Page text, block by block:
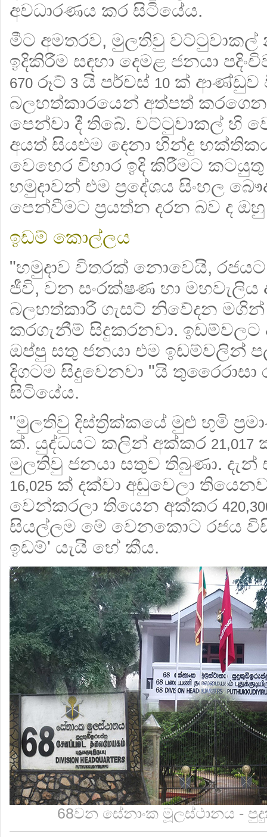
අවධාරණය කර සිටියේය.
මීට අමතරව, මුලතිවු වට්ටුවාකල්
ඉදිකිරීම සඳහා දෙමළ ජනයා
670 රූට් 3 යි පර්චස් 10 ක් ආණ්ඩුව
බලහත්කාරයෙන් අත්පත්
පෙන්වා දී තිබේ. වට්ටුවාකල් හි
අයත් සියළුම දෙනා හින්දු
වෙහෙර විහාර ඉදි කිරීමට
හමුදාවන් එම ප්‍රදේශය සිංහල
පෙන්වීමට ප්‍රයත්න දරන බව ද
ඉඩම් කොල්ලය
"හමුදාව විතරක් නොවෙයි, රජයට
ජීවි, වන සංරක්ෂණ හා
බලහත්කාරී ගැසට් නිවේදන
කරගැනීම් සිදුකරනවා. ඉඩම්වලට
ඔප්පු සතු ජනයා එම ඉඩම්වලින්
දිගටම සිදුවෙනවා "යි තුරෛරාසා
සිටියේය.
"මුලතිවු දිස්ත්‍රික්කයේ මුළු භුමි
ක්. යුද්ධයට කලින් අක්කර 21,017
මුලතිවු ජනයා සතුව තිබුණා. දැන්
16,025 ක් දක්වා අඩුවෙලා
වෙන්කරලා තියෙන අක්කර
සියල්ලම මේ වෙනකොට රජය
ඉඩම්' යැයි හේ කීය.
68වන සේනාංක මූලස්ථානය -